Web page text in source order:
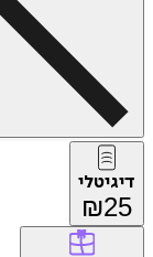
דיגיטלי
₪25